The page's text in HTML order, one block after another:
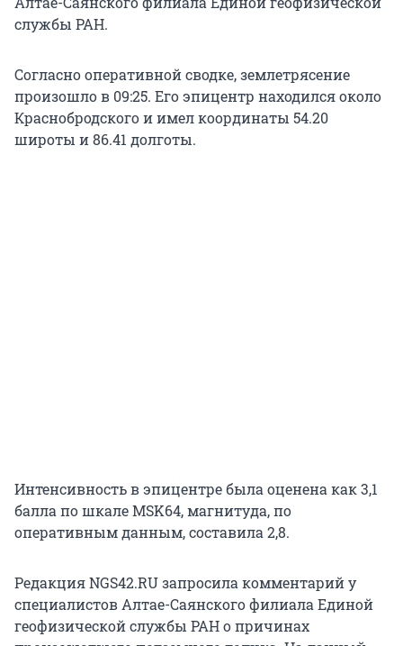
службы РАН.
Согласно оперативной сводке, землетрясение
произошло в 09:25. Его эпицентр находился около
Краснобродского и имел координаты 54.20
широты и 86.41 долготы.
Интенсивность в эпицентре была оценена как 3,1
балла по шкале MSK64, магнитуда, по
оперативным данным, составила 2,8.
Редакция NGS42.RU запросила комментарий у
специалистов Алтае-Саянского филиала Единой
геофизической службы РАН о причинах